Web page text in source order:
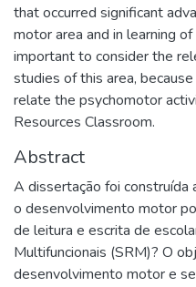
that occurred significant
motor area and in learning
important to consider the
studies of this area,
relate the psychomotor
Resources Classroom.
Abstract
A dissertação foi construída
o desenvolvimento motor
de leitura e escrita de
Multifuncionais (SRM)? O
desenvolvimento motor e